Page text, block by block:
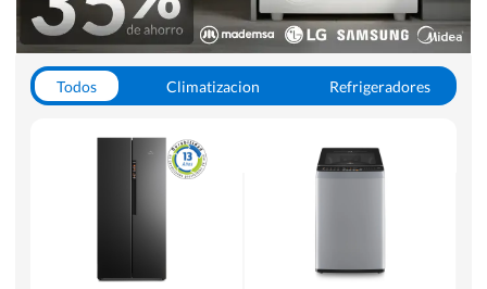
Todos Climatizacion
Refrigeradores
Hornos y Microondas